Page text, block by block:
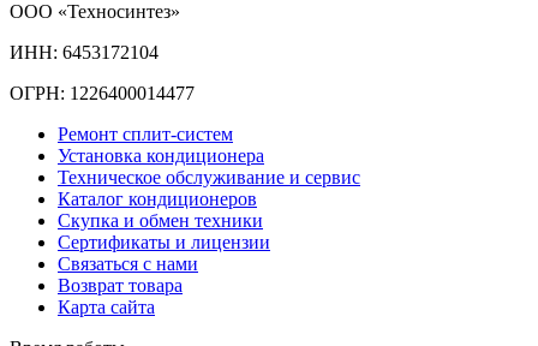
ООО «Техносинтез»
ИНН: 6453172104
ОГРН: 1226400014477
Ремонт сплит-систем
Установка кондиционера
Техническое обслуживание и сервис
Каталог кондиционеров
Скупка и обмен техники
Сертификаты и лицензии
Связаться с нами
Возврат товара
Карта сайта